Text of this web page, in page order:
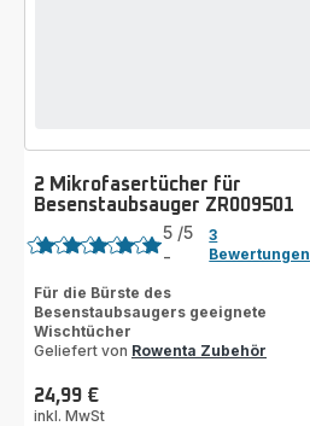
2 Mikrofasertücher für
Besenstaubsauger ZR009501
Bewertung
mit
5
Sternen
(Durchschnitt)
5 /5
-
3
Bewertungen
Für die Bürste des
Besenstaubsaugers geeignete
Wischtücher
Geliefert von Rowenta Zubehör
Preis
24,99 €
inkl. MwSt